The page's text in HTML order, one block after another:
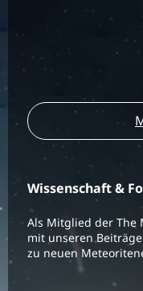
Wissenschaft &
Als Mitglied der The
mit unseren
zu neuen